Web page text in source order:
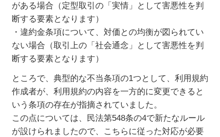
がある場合（定型取引の「実情」として害悪性を判
断する要素となります）
・違約金条項について、対価との均衡が図られてい
ない場合（取引上の「社会通念」として害悪性を判
断する要素となります）
ところで、典型的な不当条項の1つとして、利用規約
作成者が、利用規約の内容を一方的に変更できると
いう条項の存在が指摘されていました。
この点については、民法第548条の4で新たなルール
が設けられましたので、こちらに従った対応が必要